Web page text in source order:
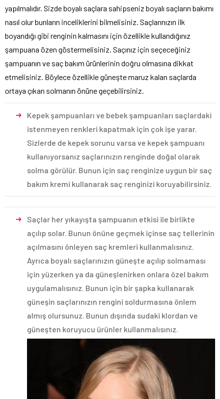
yapılmalıdır. Sizde boyalı saçlara sahipseniz boyalı saçların bakımı
nasıl olur bunların inceliklerini bilmelisiniz. Saçlarınızın ilk
boyandığı gibi renginin kalmasını için özellikle kullandığınız
şampuana özen göstermelisiniz. Saçınız için seçeceğiniz
şampuanın ve saç bakım ürünlerinin doğru olmasına dikkat
etmelisiniz. Böylece özellikle güneşte maruz kalan saçlarda
ortaya çıkan solmanın önüne geçebilirsiniz.
Kepek şampuanları ve bebek şampuanları saçlardaki
istenmeyen renkleri kapatmak için çok işe yarar.
Sizlerde de kepek sorunu varsa ve kepek şampuanı
kullanıyorsanız saçlarınızın renginde doğal olarak
solma görülür. Bunun için saç renginize uygun bir saç
bakım kremi kullanarak saç renginizi koruyabilirsiniz.
Saçlar her yıkayışta şampuanın etkisi ile birlikte
açılıp solar. Bunun önüne geçmek içinse saç tellerinin
açılmasını önleyen saç kremleri kullanmalısınız.
Ayrıca boyalı saçlarınızın güneşte açılıp solmaması
için yüzerken ya da güneşlenirken onlara özel bakım
uygulamalısınız. Bunun için bir şapka kullanarak
güneşin saçlarınızın rengini soldurmasına önlem
almış olursunuz. Bunun dışında sudaki klordan ve
güneşten koruyucu ürünler kullanmalısınız.